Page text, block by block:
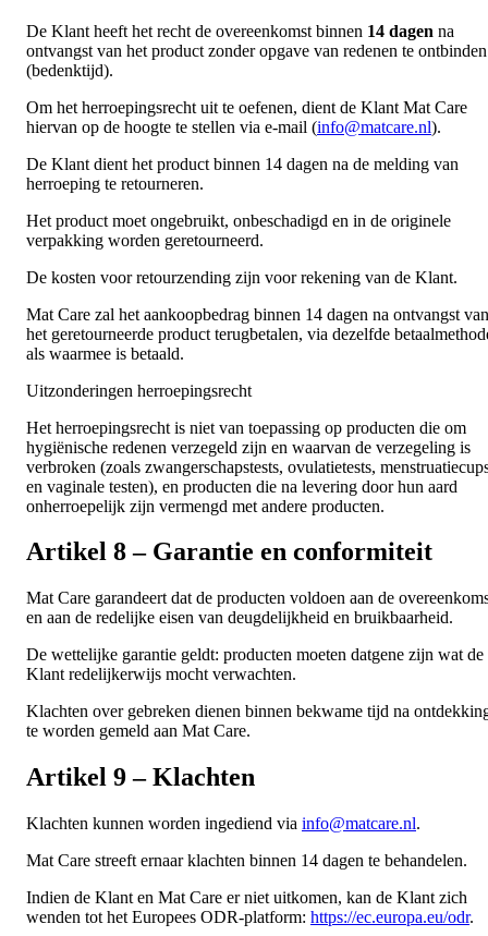
De Klant heeft het recht de overeenkomst binnen 14 dagen na
ontvangst van het product zonder opgave van redenen te ontbinden
(bedenktijd).
Om het herroepingsrecht uit te oefenen, dient de Klant Mat Care
hiervan op de hoogte te stellen via e-mail (info@matcare.nl).
De Klant dient het product binnen 14 dagen na de melding van
herroeping te retourneren.
Het product moet ongebruikt, onbeschadigd en in de originele
verpakking worden geretourneerd.
De kosten voor retourzending zijn voor rekening van de Klant.
Mat Care zal het aankoopbedrag binnen 14 dagen na ontvangst van
het geretourneerde product terugbetalen, via dezelfde
als waarmee is betaald.
Uitzonderingen herroepingsrecht
Het herroepingsrecht is niet van toepassing op producten die om
hygiënische redenen verzegeld zijn en waarvan de verzegeling is
verbroken (zoals zwangerschapstests, ovulatietests,
en vaginale testen), en producten die na levering door hun aard
onherroepelijk zijn vermengd met andere producten.
Artikel 8 – Garantie en conformiteit
Mat Care garandeert dat de producten voldoen aan de
en aan de redelijke eisen van deugdelijkheid en bruikbaarheid.
De wettelijke garantie geldt: producten moeten datgene zijn wat de
Klant redelijkerwijs mocht verwachten.
Klachten over gebreken dienen binnen bekwame tijd na
te worden gemeld aan Mat Care.
Artikel 9 – Klachten
Klachten kunnen worden ingediend via info@matcare.nl.
Mat Care streeft ernaar klachten binnen 14 dagen te behandelen.
Indien de Klant en Mat Care er niet uitkomen, kan de Klant zich
wenden tot het Europees ODR-platform: https://ec.europa.eu/odr.